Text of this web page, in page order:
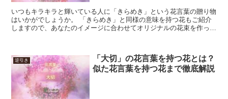
いつもキラキラと輝いている人に「きらめき」という花言葉の贈り物
はいかがでしょうか。 「きらめき」と同様の意味を持つ花もご紹介
しますので、あなたのイメージに合わせてオリジナルの花束を作って
逆引き
「大切」の花言葉を持つ花とは？
似た花言葉を持つ花まで徹底解説